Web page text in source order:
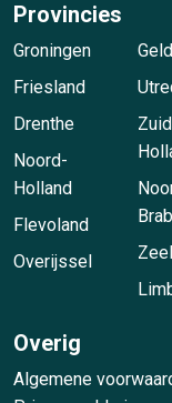
Provincies
Groningen
Friesland
Drenthe
Noord-
Holland
Flevoland
Overijssel
Overig
Algemene